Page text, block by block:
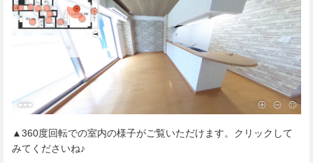
▲360度回転での室内の様子がご覧いただけます。クリックして
みてくださいね♪